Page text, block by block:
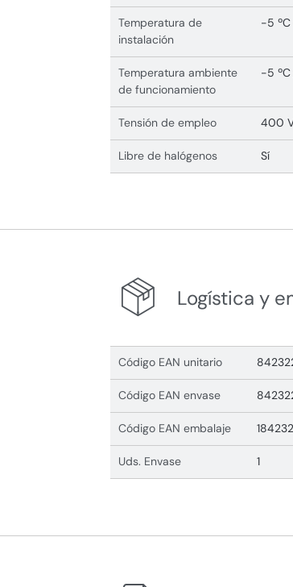
Temperatura de
instalación
-5
Temperatura ambiente
de funcionamiento
-5 ºC
Tensión de empleo 400
Libre de halógenos Sí
Logística y
Código EAN unitario
Código EAN envase
Código EAN embalaje
Uds. Envase 1